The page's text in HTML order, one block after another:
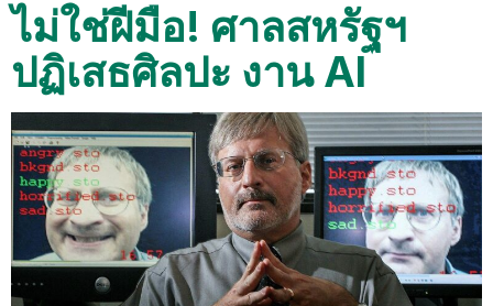
ไม่ใช่ฝีมือ! ศาลสหรัฐฯ
ปฏิเสธศิลปะ งาน AI